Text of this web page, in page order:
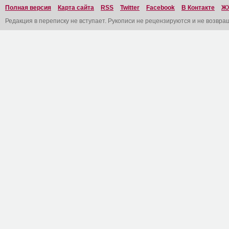
Полная версия
Карта сайта RSS Twitter Facebook В Контакте
Редакция в переписку не вступает. Рукописи не рецензируются и не